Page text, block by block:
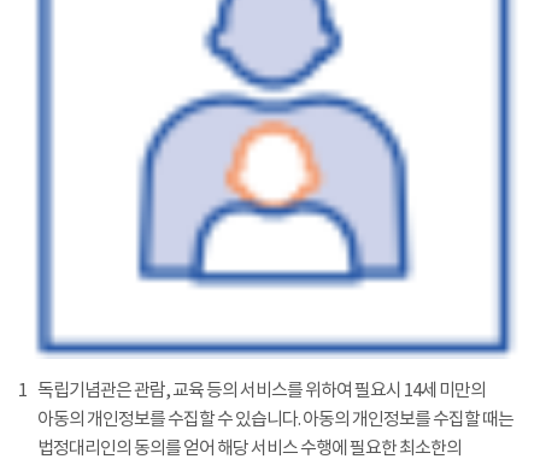
1 독립기념관은 관람, 교육 등의 서비스를 위하여 필요시 14세 미만의
아동의 개인정보를 수집할 수 있습니다. 아동의 개인정보를 수집할 때는
법정대리인의 동의를 얻어 해당 서비스 수행에 필요한 최소한의